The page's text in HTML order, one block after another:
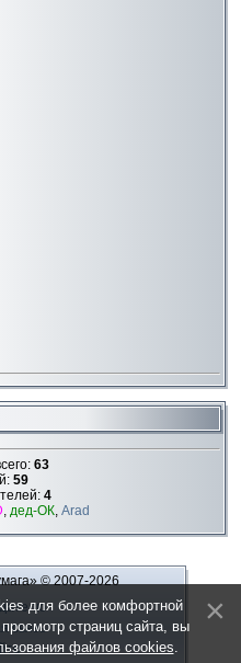
63
59
4
, дед-ОК, Arad
© 2007-2026
связь
для более комфортной
страниц сайта, вы
файлов cookies.